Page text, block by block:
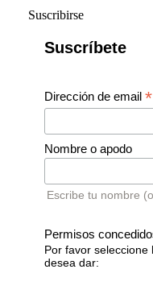
Suscribirse
Suscríbete
Dirección de email *
Nombre o apodo
Escribe tu nombre
Permisos
Por favor seleccione
desea dar: